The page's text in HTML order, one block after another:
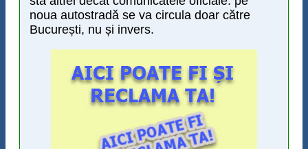
noua autostradă se va circula doar către
București, nu și invers.